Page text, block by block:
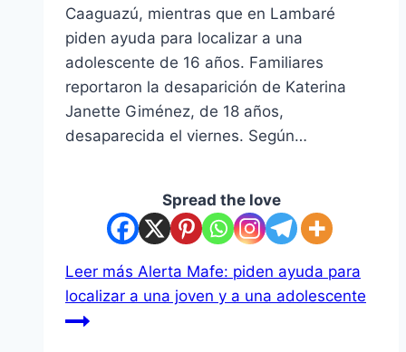
Caaguazú, mientras que en Lambaré
piden ayuda para localizar a una
adolescente de 16 años. Familiares
reportaron la desaparición de Katerina
Janette Giménez, de 18 años,
desaparecida el viernes. Según…
Spread the love
Leer más Alerta Mafe: piden ayuda para
localizar a una joven y a una adolescente